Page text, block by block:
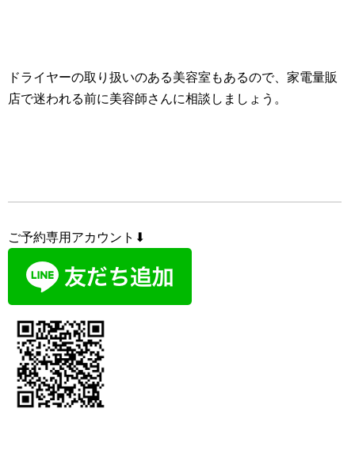
ドライヤーの取り扱いのある美容室もあるので、家電量販
店で迷われる前に美容師さんに相談しましょう。
ご予約専用アカウント⬇︎